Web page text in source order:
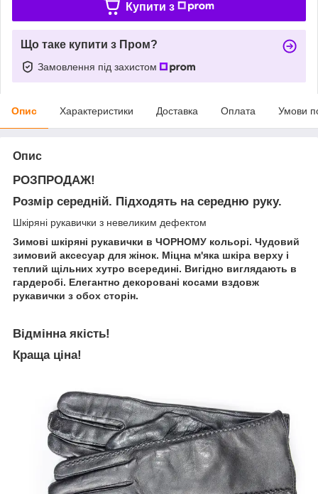
Купити з
Що таке купити з Пром?
Замовлення під захистом
Опис Характеристики Доставка Оплата Умови
Опис
РОЗПРОДАЖ!
Розмір середній. Підходять на середню руку.
Шкіряні рукавички з невеликим дефектом
Зимові шкіряні рукавички в ЧОРНОМУ кольорі. Чудовий
зимовий аксесуар для жінок. Міцна м'яка шкіра верху і
теплий щільних хутро всередині. Вигідно виглядають в
гардеробі. Елегантно декоровані косами вздовж
рукавички з обох сторін.
Відмінна якість!
Краща ціна!